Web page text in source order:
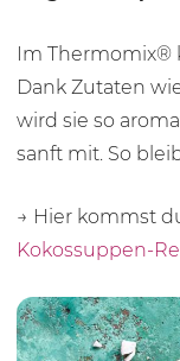
Im Thermomix®
Dank Zutaten
wird sie so
sanft mit. So
→ Hier kommst
Kokossuppen-